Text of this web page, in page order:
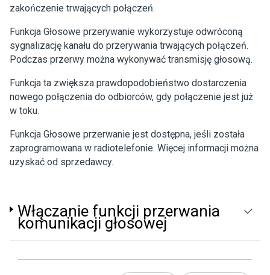
zakończenie trwających połączeń.
Funkcja Głosowe przerywanie wykorzystuje odwróconą
sygnalizację kanału do przerywania trwających połączeń.
Podczas przerwy można wykonywać transmisję głosową.
Funkcja ta zwiększa prawdopodobieństwo dostarczenia
nowego połączenia do odbiorców, gdy połączenie jest już
w toku.
Funkcja Głosowe przerwanie jest dostępna, jeśli została
zaprogramowana w radiotelefonie. Więcej informacji można
uzyskać od sprzedawcy.
Włączanie funkcji przerwania
komunikacji głosowej